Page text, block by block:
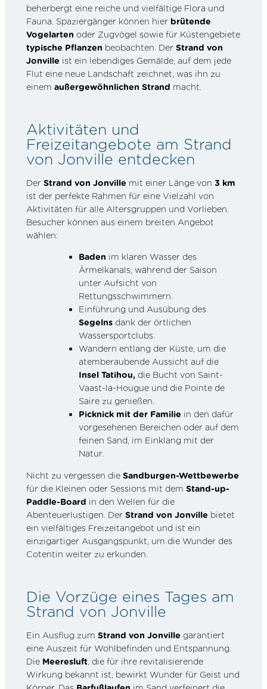
beherbergt eine reiche und vielfältige Flora und
Fauna. Spaziergänger können hier brütende
Vogelarten oder Zugvögel sowie für Küstengebiete
typische Pflanzen beobachten. Der Strand von
Jonville ist ein lebendiges Gemälde, auf dem jede
Flut eine neue Landschaft zeichnet, was ihn zu
einem außergewöhnlichen Strand macht.
Aktivitäten und
Freizeitangebote am Strand
von Jonville entdecken
Der Strand von Jonville mit einer Länge von 3 km
ist der perfekte Rahmen für eine Vielzahl von
Aktivitäten für alle Altersgruppen und Vorlieben.
Besucher können aus einem breiten Angebot
wählen:
Baden im klaren Wasser des
Ärmelkanals, während der Saison
unter Aufsicht von
Rettungsschwimmern.
Einführung und Ausübung des
Segelnsdank der örtlichen
Wassersportclubs.
Wandern entlang der Küste, um die
atemberaubende Aussicht auf die
Insel Tatihou, die Bucht von Saint-
Vaast-la-Hougue und die Pointe de
Saire zu genießen.
Picknick mit der Familie in den dafür
vorgesehenen Bereichen oder auf dem
feinen Sand, im Einklang mit der
Natur.
Nicht zu vergessen die Sandburgen-Wettbewerbe
für die Kleinen oder Sessions mit dem Stand-up-
Paddle-Board in den Wellen für die
Abenteuerlustigen. Der Strand von Jonville bietet
ein vielfältiges Freizeitangebot und ist ein
einzigartiger Ausgangspunkt, um die Wunder des
Cotentin weiter zu erkunden.
Die Vorzüge eines Tages am
Strand von Jonville
Ein Ausflug zum Strand von Jonville garantiert
eine Auszeit für Wohlbefinden und Entspannung.
Die Meeresluft, die für ihre revitalisierende
Wirkung bekannt ist, bewirkt Wunder für Geist und